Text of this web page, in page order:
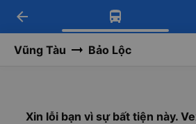
Tải app Vexere ngay!
Nhận ưu đãi thành viên độc
Tải app Vexere
-30k/ghế khi đặt vé máy
arrow_back
Vũng Tàu Bảo Lộc
Xin lỗi bạn vì sự bất tiện này.